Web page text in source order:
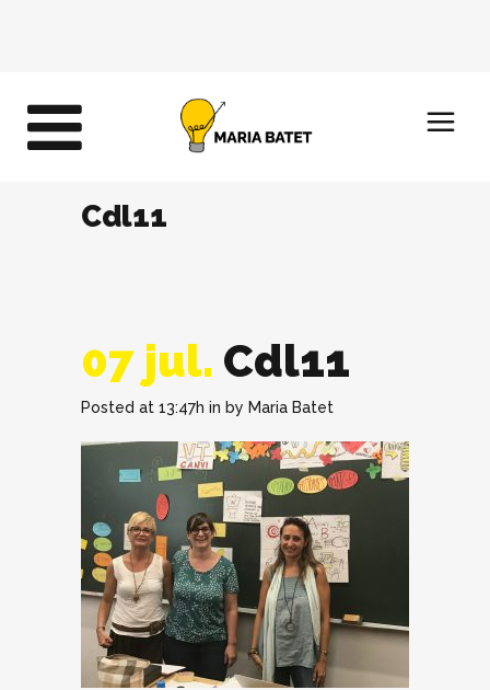
Cdl11
07 jul. Cdl11
Posted at 13:47h in by Maria Batet